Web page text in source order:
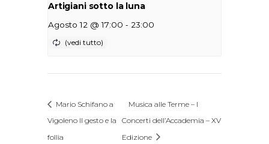
Artigiani sotto la luna
Agosto 12 @ 17:00 - 23:00
Mario Schifano a
Vigoleno Il gesto e la
follia
Musica alle Terme – I
Concerti dell’Accademia – XV
Edizione